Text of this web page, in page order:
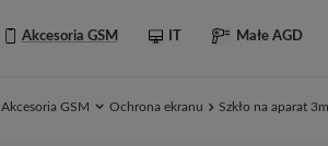
Akcesoria GSM IT Małe AGD
Akcesoria GSM Ochrona ekranu Szkło na aparat